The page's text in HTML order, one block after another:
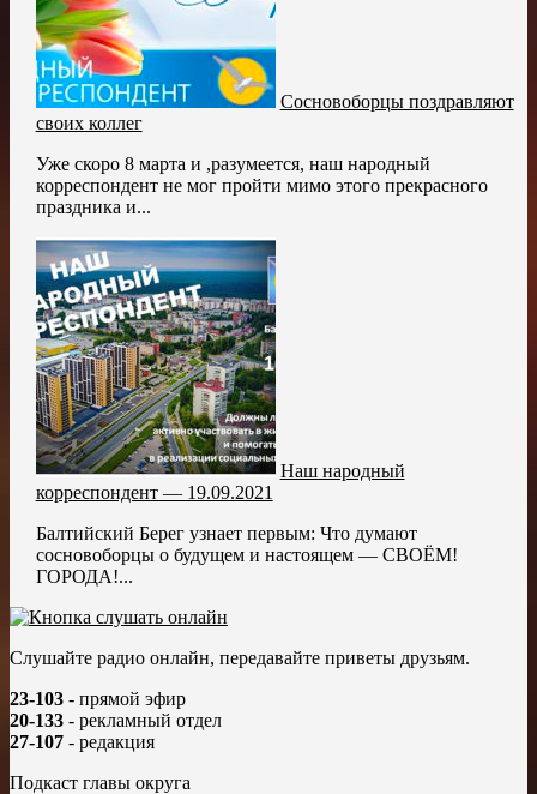
Сосновоборцы поздравляют
своих коллег
Уже скоро 8 марта и ,разумеется, наш народный
корреспондент не мог пройти мимо этого прекрасного
праздника и...
Наш народный
корреспондент — 19.09.2021
Балтийский Берег узнает первым: Что думают
сосновоборцы о будущем и настоящем — СВОЁМ!
ГОРОДА!...
Слушайте радио онлайн, передавайте приветы друзьям.
23-103 - прямой эфир
20-133 - рекламный отдел
27-107 - редакция
Подкаст главы округа